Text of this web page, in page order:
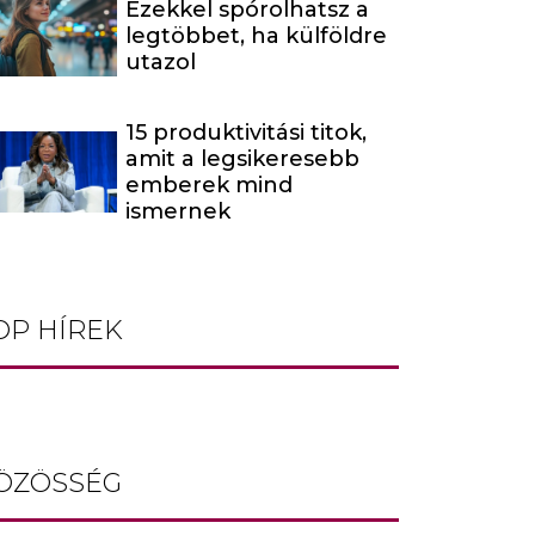
Ezekkel spórolhatsz a
legtöbbet, ha külföldre
utazol
15 produktivitási titok,
amit a legsikeresebb
emberek mind
ismernek
HÍREK